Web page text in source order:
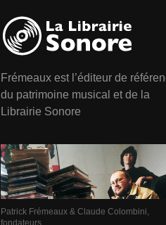
Frémeaux est l’éditeur de
du patrimoine musical et de la
Librairie Sonore
Patrick Frémeaux & Claude Colombini,